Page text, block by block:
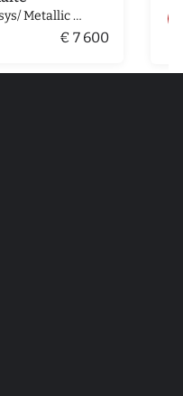
Metalinis blizgesys/ Metallic gloss
€ 7 600